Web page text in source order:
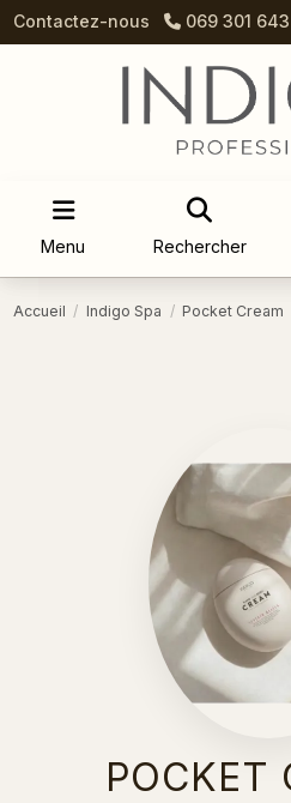
Contactez-nous 069 301 643
Menu Rechercher
Accueil Indigo Spa Pocket Cream
POCKET